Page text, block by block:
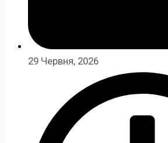
29 Червня, 2026